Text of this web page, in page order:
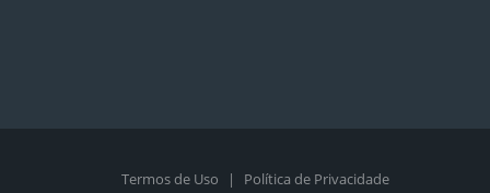
Termos de Uso | Política de Privacidade